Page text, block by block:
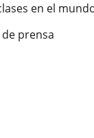
en el
de prensa